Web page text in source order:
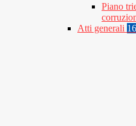
Piano
Atti generali 16